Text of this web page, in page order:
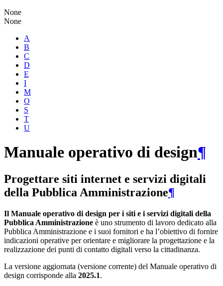
None
None
A
B
C
D
E
I
M
O
S
T
U
Manuale operativo di design¶
Progettare siti internet e servizi digitali
della Pubblica Amministrazione¶
Il Manuale operativo di design per i siti e i servizi digitali della
Pubblica Amministrazione è uno strumento di lavoro dedicato alla
Pubblica Amministrazione e i suoi fornitori e ha l’obiettivo di fornire
indicazioni operative per orientare e migliorare la progettazione e la
realizzazione dei punti di contatto digitali verso la cittadinanza.
La versione aggiornata (versione corrente) del Manuale operativo di
design corrisponde alla 2025.1.